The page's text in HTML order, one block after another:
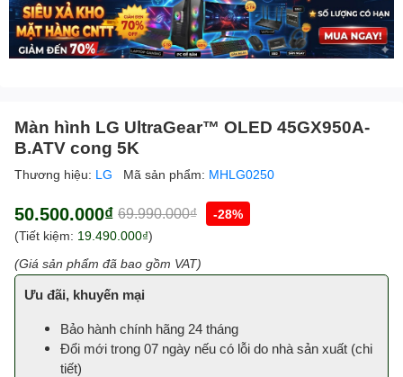
Màn hình LG UltraGear™ OLED 45GX950A-
B.ATV cong 5K
Thương hiệu: LG Mã sản phẩm: MHLG0250
50.500.000₫ 69.990.000₫
-28%
(Tiết kiệm: 19.490.000₫)
(Giá sản phẩm đã bao gồm VAT)
Ưu đãi, khuyến mại
Bảo hành chính hãng 24 tháng
Đổi mới trong 07 ngày nếu có lỗi do nhà sản xuất (chi
tiết)